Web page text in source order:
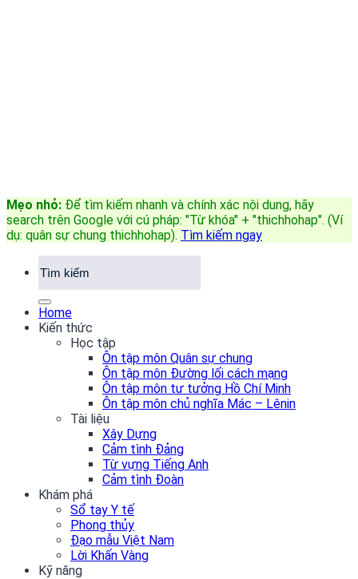
Mẹo nhỏ: Để tìm kiếm nhanh và chính xác nội dung, hãy
search trên Google với cú pháp: "Từ khóa" + "thichhohap". (Ví
dụ: quân sự chung thichhohap). Tìm kiếm ngay
Home
Kiến thức
Học tập
Ôn tập môn Quân sự chung
Ôn tập môn Đường lối cách mạng
Ôn tập môn tư tưởng Hồ Chí Minh
Ôn tập môn chủ nghĩa Mác – Lênin
Tài liệu
Xây Dựng
Cảm tình Đảng
Từ vựng Tiếng Anh
Cảm tình Đoàn
Khám phá
Sổ tay Y tế
Phong thủy
Đạo mẫu Việt Nam
Lời Khấn Vàng
Kỹ năng